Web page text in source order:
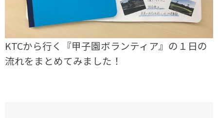
KTCから行く『甲子園ボランティア』の１日の
流れをまとめてみました！